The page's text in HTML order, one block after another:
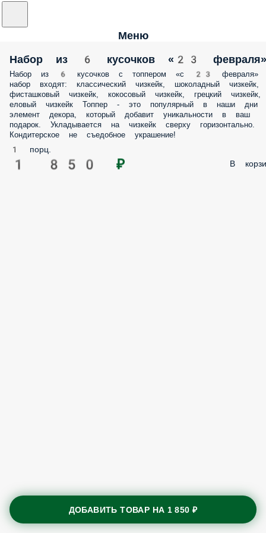
Меню
Набор из 6 кусочков «23 февраля»
Набор из 6 кусочков с топпером «с 23 февраля»
набор входят: классический чизкейк, шоколадный чизкейк,
фисташковый чизкейк, кокосовый чизкейк, грецкий чизкейк,
еловый чизкейк Топпер - это популярный в наши дни
элемент декора, который добавит уникальности в ваш
подарок. Укладывается на чизкейк сверху горизонтально.
Кондитерское не съедобное украшение!
1 порц.
1 850 ₽ В
ДОБАВИТЬ ТОВАР НА 1 850 ₽